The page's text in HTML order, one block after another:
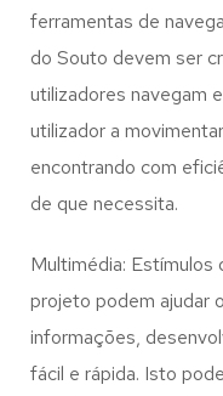
ferramentas de
do Souto devem ser
utilizadores navegam
utilizador a
encontrando com
de que necessita.
Multimédia: Estímulos
projeto podem ajudar
informações,
fácil e rápida. Isto